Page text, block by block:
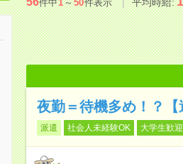
件中1～50件表示
夜勤＝待機多め！？
派遣 社会人未経験OK 大学生歓迎